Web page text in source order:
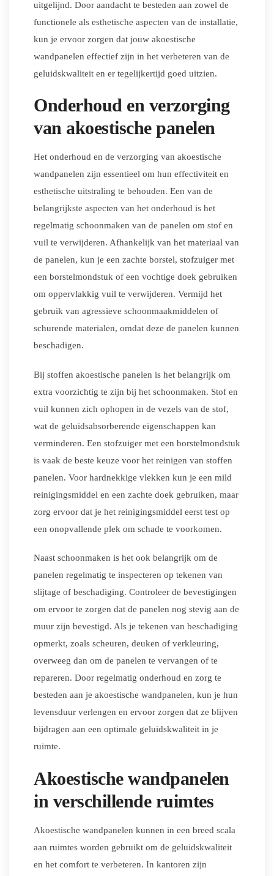
uitgelijnd. Door aandacht te besteden aan zowel de
functionele als esthetische aspecten van de installatie,
kun je ervoor zorgen dat jouw akoestische
wandpanelen effectief zijn in het verbeteren van de
geluidskwaliteit en er tegelijkertijd goed uitzien.
Onderhoud en verzorging
van akoestische panelen
Het onderhoud en de verzorging van akoestische
wandpanelen zijn essentieel om hun effectiviteit en
esthetische uitstraling te behouden. Een van de
belangrijkste aspecten van het onderhoud is het
regelmatig schoonmaken van de panelen om stof en
vuil te verwijderen. Afhankelijk van het materiaal van
de panelen, kun je een zachte borstel, stofzuiger met
een borstelmondstuk of een vochtige doek gebruiken
om oppervlakkig vuil te verwijderen. Vermijd het
gebruik van agressieve schoonmaakmiddelen of
schurende materialen, omdat deze de panelen kunnen
beschadigen.
Bij stoffen akoestische panelen is het belangrijk om
extra voorzichtig te zijn bij het schoonmaken. Stof en
vuil kunnen zich ophopen in de vezels van de stof,
wat de geluidsabsorberende eigenschappen kan
verminderen. Een stofzuiger met een borstelmondstuk
is vaak de beste keuze voor het reinigen van stoffen
panelen. Voor hardnekkige vlekken kun je een mild
reinigingsmiddel en een zachte doek gebruiken, maar
zorg ervoor dat je het reinigingsmiddel eerst test op
een onopvallende plek om schade te voorkomen.
Naast schoonmaken is het ook belangrijk om de
panelen regelmatig te inspecteren op tekenen van
slijtage of beschadiging. Controleer de bevestigingen
om ervoor te zorgen dat de panelen nog stevig aan de
muur zijn bevestigd. Als je tekenen van beschadiging
opmerkt, zoals scheuren, deuken of verkleuring,
overweeg dan om de panelen te vervangen of te
repareren. Door regelmatig onderhoud en zorg te
besteden aan je akoestische wandpanelen, kun je hun
levensduur verlengen en ervoor zorgen dat ze blijven
bijdragen aan een optimale geluidskwaliteit in je
ruimte.
Akoestische wandpanelen
in verschillende ruimtes
Akoestische wandpanelen kunnen in een breed scala
aan ruimtes worden gebruikt om de geluidskwaliteit
en het comfort te verbeteren. In kantoren zijn